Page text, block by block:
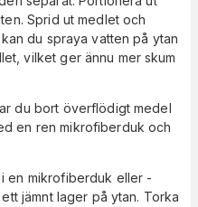
Sprid ut medlet och
du spraya vatten på ytan
vilket ger ännu mer skum
du bort överflödigt medel
en ren mikrofiberduk och
en mikrofiberduk eller -
jämnt lager på ytan. Torka